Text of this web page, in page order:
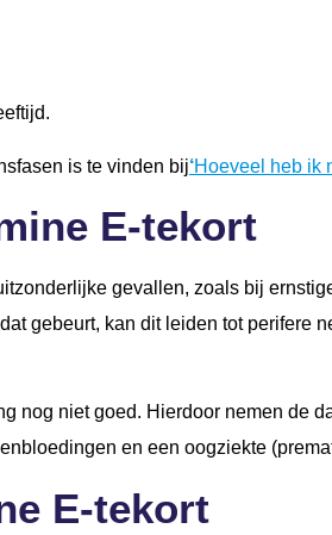
is te vinden bij‘Hoeveel heb ik
E-tekort
gevallen, zoals bij
gebeurt, kan dit leiden tot perifere
nog niet goed. Hierdoor nemen de
en een oogziekte
E-tekort